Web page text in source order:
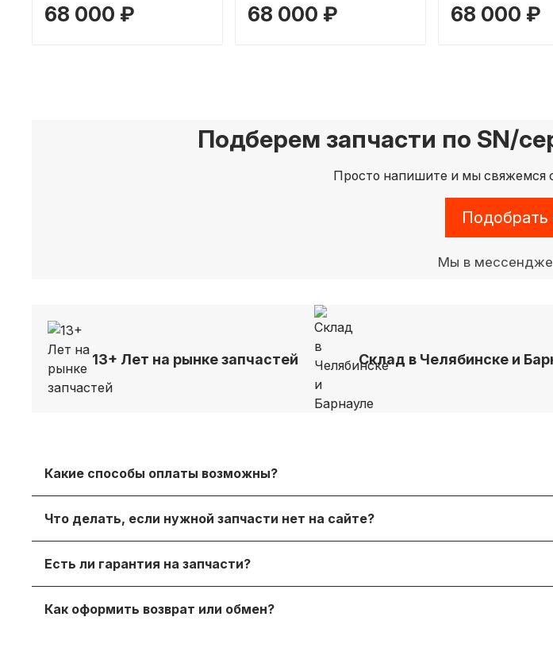
68 000 ₽ 68 000 ₽ 68 000 ₽
Подберем запчасти по SN/
Просто напишите и мы свяжемся
Подобрать
Мы в
13+ Лет на рынке запчастей Склад в Челябинске и
Какие способы оплаты возможны?
онлайн‑оплату.
Что делать, если нужной запчасти нет на сайте?
достойный вариант.
Есть ли гарантия на запчасти?
получите с заказом или по запросу у менеджера.
Как оформить возврат или обмен?